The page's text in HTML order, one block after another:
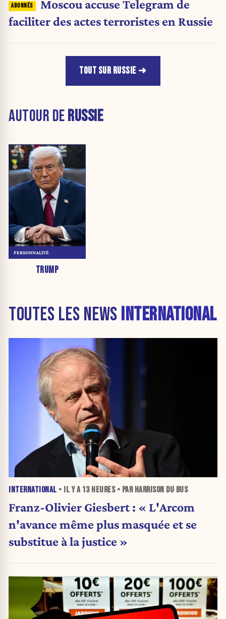
Moscou accuse Telegram de
faciliter des actes terroristes en Russie
TOUT SUR RUSSIE
AUTOUR DERUSSIE
TRUMP
PERSONNALITÉ
TOUTES LES NEWS INTERNATIONAL
INTERNATIONAL • IL Y A 13 HEURES• PAR HARRISON DU BUS
Franz-Olivier Giesbert : « L'Arcom
n'avance même plus masquée et se
substitue à la justice »